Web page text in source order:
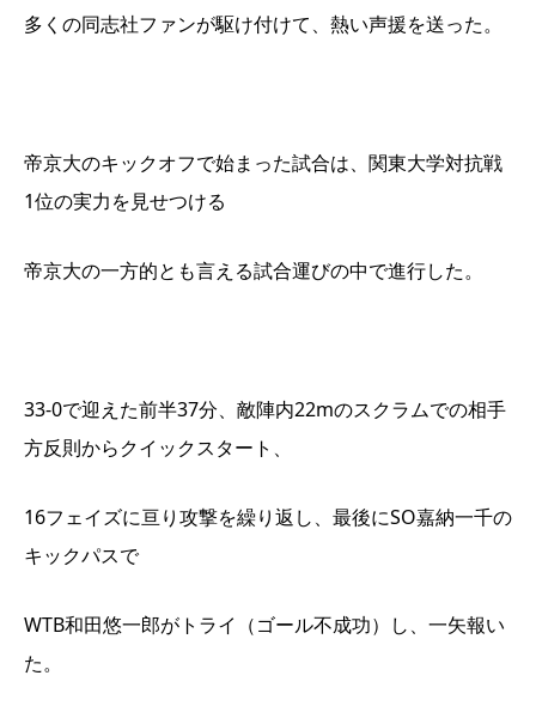
多くの同志社ファンが駆け付けて、熱い声援を送った。
帝京大のキックオフで始まった試合は、関東大学対抗戦
1位の実力を見せつける
帝京大の一方的とも言える試合運びの中で進行した。
33-0で迎えた前半37分、敵陣内22mのスクラムでの相手
方反則からクイックスタート、
16フェイズに亘り攻撃を繰り返し、最後にSO嘉納一千の
キックパスで
WTB和田悠一郎がトライ（ゴール不成功）し、一矢報い
た。